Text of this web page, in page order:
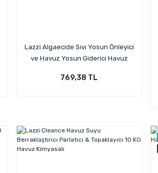
Lazzi Algaecide Sıvı Yosun Önleyici
ve Havuz Yosun Giderici Havuz
769,38 TL